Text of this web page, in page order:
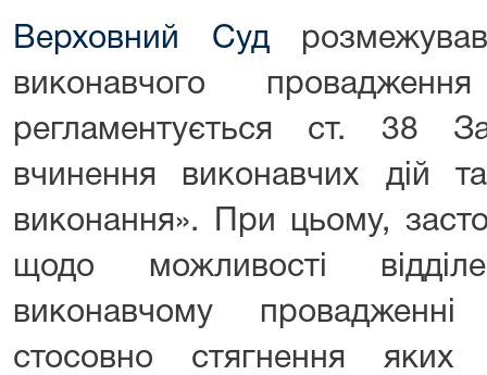
Верховний Судрозмежував
виконавчого
регламентується ст. 38
вчинення виконавчих дій
виконання». При цьому,
щодо можливості
виконавчому провадженні
стосовно стягнення яких